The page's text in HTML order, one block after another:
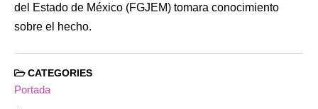
del Estado de México (FGJEM) tomara conocimiento
sobre el hecho.
CATEGORIES
Portada